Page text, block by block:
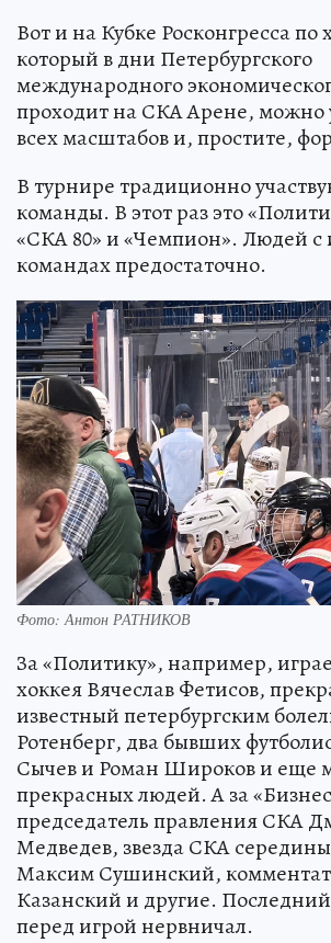
Вот и на Кубке Росконгресса по
который в дни Петербургского
международного
проходит на СКА Арене, можно
всех масштабов и, простите,
В турнире традиционно
команды. В этот раз это
«СКА 80» и «Чемпион». Людей с
командах предостаточно.
Фото: Антон РАТНИКОВ
За «Политику», например,
хоккея Вячеслав Фетисов,
известный петербургским
Ротенберг, два бывших
Сычев и Роман Широков и еще
прекрасных людей. А за
председатель правления СКА
Медведев, звезда СКА
Максим Сушинский,
Казанский и другие.
перед игрой нервничал.